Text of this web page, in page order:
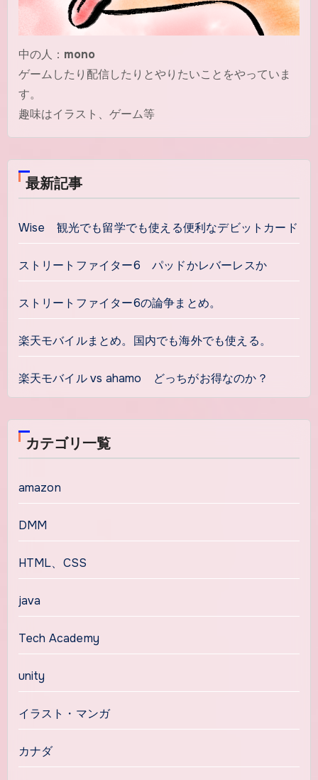
中の人： mono
ゲームしたり配信したりとやりたいことをやっていま
す。
趣味はイラスト、ゲーム等
最新記事
Wise 観光でも留学でも使える便利なデビットカード
ストリートファイター6 パッドかレバーレスか
ストリートファイター6の論争まとめ。
楽天モバイルまとめ。国内でも海外でも使える。
楽天モバイル vs ahamo どっちがお得なのか？
カテゴリ一覧
amazon
DMM
HTML、CSS
java
Tech Academy
unity
イラスト・マンガ
カナダ